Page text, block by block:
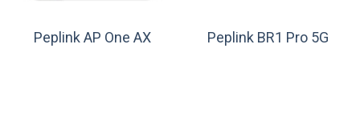
Peplink AP One AX Peplink BR1 Pro 5G